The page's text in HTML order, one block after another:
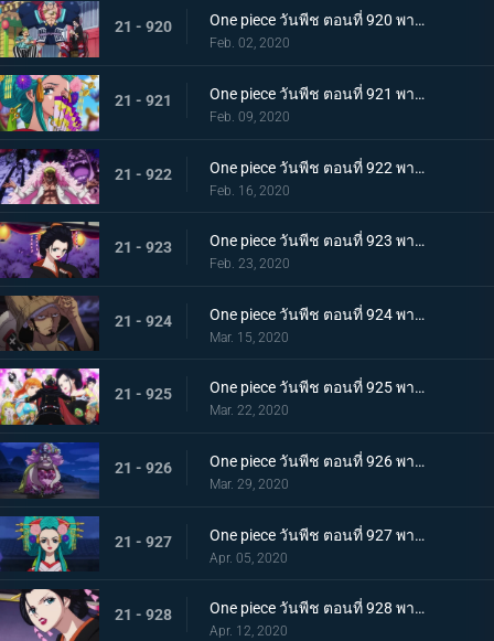
21 - 920 One piece วันพีช ตอนที่ 920 พากย์ไทย ร้านสุดดัง! โซบะหมายเลข 18 ของซันจิ!
Feb. 02, 2020
21 - 921 One piece วันพีช ตอนที่ 921 พากย์ไทย ความงดงามตระการตา สาวงามแห่งประเทศวาโนะ โคมุราซากิ
Feb. 09, 2020
21 - 922 One piece วันพีช ตอนที่ 922 พากย์ไทย ตำนานลูกผู้ชาย! การเดินทางของโซโลและโทโนะยาสุ!
Feb. 16, 2020
21 - 923 One piece วันพีช ตอนที่ 923 พากย์ไทย สถานการณ์ฉุกเฉิน บิ๊กมัมย่างกรายสู่วาโนะ!
Feb. 23, 2020
21 - 924 One piece วันพีช ตอนที่ 924 พากย์ไทย เมืองในความโกลาหล! นักฆ่าหน้าใหม่ที่หมายหัวซันจิ
Mar. 15, 2020
21 - 925 One piece วันพีช ตอนที่ 925 พากย์ไทย การต่อสู้ครั้งใหญ่! ผู้พิทักษ์หน้ากากโซบะ!
Mar. 22, 2020
21 - 926 One piece วันพีช ตอนที่ 926 พากย์ไทย เข้าตาจน โอโรจิโอนิวาบังที่แสนอันตราย
Mar. 29, 2020
21 - 927 One piece วันพีช ตอนที่ 927 พากย์ไทย ขุมนรก! พญาอสรพิษผู้น่าสะพรึง โชกุนโอโรจิ
Apr. 05, 2020
21 - 928 One piece วันพีช ตอนที่ 928 พากย์ไทย ดอกไม้ที่ปลิดปลิว! วาระสุดท้ายของหญิงงามแห่งวาโนะ
Apr. 12, 2020